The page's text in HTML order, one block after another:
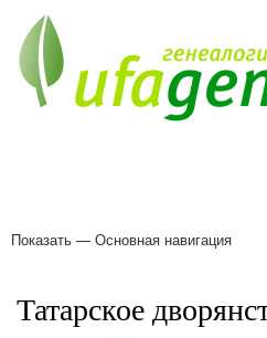
Основная
Показать — Основная навигация
Татарское